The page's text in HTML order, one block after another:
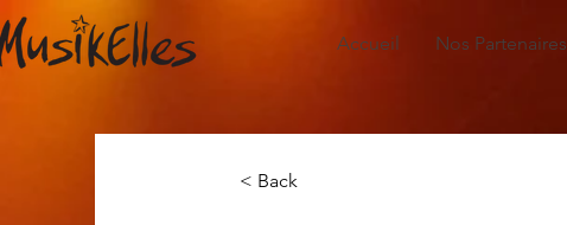
Accueil Nos Partenaires
< Back